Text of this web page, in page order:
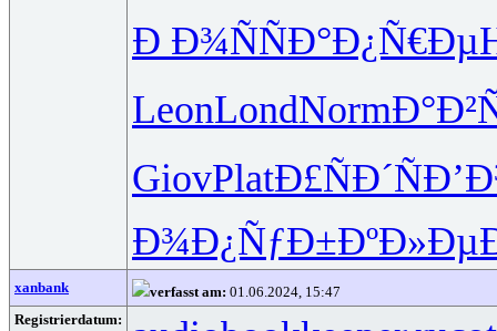
Ð Ð¾ÑÑÐ°Ð¿Ñ€Ðµ
LeonLondNorm
GiovPlatÐ£ÑÐ´Ñ
Ð¾Ð¿ÑƒÐ±
xanbank verfasst am: 01.06.2024, 15:47
Registrierdatum: